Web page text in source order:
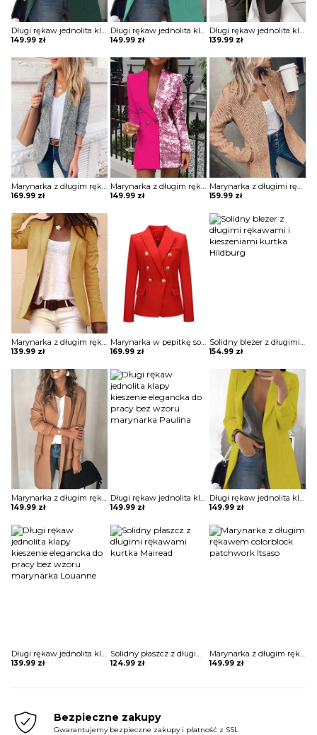
Długi rękaw jednolita klapy kieszenie elegancka do pracy bez wzoru marynarka Paulina
149.99 zł
Długi rękaw jednolita klapy kieszenie elegancka do pracy bez wzoru marynarka Paulina
149.99 zł
Długi rękaw jednolita klapy kieszenie elegancka do pracy bez wzoru marynarka Louanne
139.99 zł
Marynarka z długim rękawem i kieszeniami kurtka Berfin
169.99 zł
Marynarka z długim rękawem colorblock patchwork Itsaso
149.99 zł
Marynarka z długimi rękawami i kieszeniami kurtka Yackova
159.99 zł
Marynarka z długim rękawem zapinana na guziki kurtka Milkana
139.99 zł
Marynarka w pepitkę solidne guziki kurtka Suma
169.99 zł
Solidny blezer z długimi rękawami i kieszeniami kurtka Hildburg
154.99 zł
Marynarka z długim rękawem solidnymi kieszeniami kurtka Persis
149.99 zł
Długi rękaw jednolita klapy kieszenie elegancka do pracy bez wzoru marynarka Paulina
149.99 zł
Długi rękaw jednolita klapy kieszenie elegancka do pracy bez wzoru marynarka Paulina
149.99 zł
Długi rękaw jednolita klapy kieszenie elegancka do pracy bez wzoru marynarka Louanne
139.99 zł
Solidny płaszcz z długimi rękawami kurtka Mairead
124.99 zł
Marynarka z długim rękawem colorblock patchwork Itsaso
149.99 zł
Bezpieczne zakupy
Gwarantujemy bezpieczne zakupy i płatność z SSL